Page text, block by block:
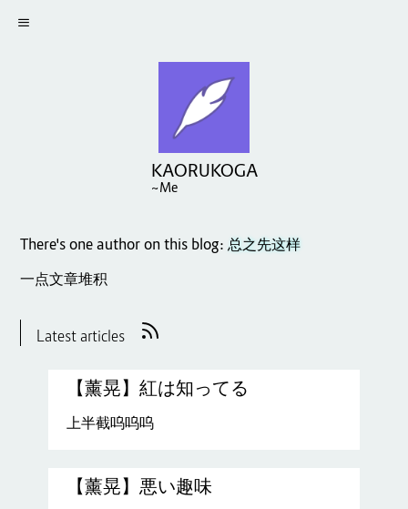
KAORUKOGA
~Me
There's one author on this blog:总之先这样
一点文章堆积
Latest articles
【薰晃】紅は知ってる
上半截呜呜呜
【薰晃】悪い趣味